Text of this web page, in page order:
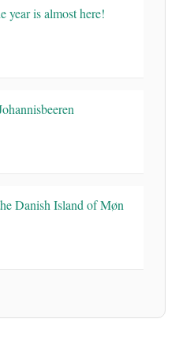
year is almost here!
Danish Island of Møn